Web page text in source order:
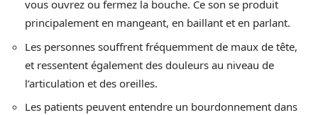
vous ouvrez ou fermez la bouche. Ce son se produit
principalement en mangeant, en baillant et en parlant.
Les personnes souffrent fréquemment de maux de tête,
et ressentent également des douleurs au niveau de
l’articulation et des oreilles.
Les patients peuvent entendre un bourdonnement dans